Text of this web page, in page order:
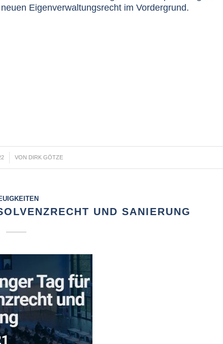
Eigenverwaltungsrecht im Vordergrund.
VON DIRK GÖTZE
UND SANIERUNG